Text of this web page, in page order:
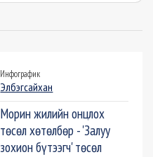
Инфографик
Элбэгсайхан
Морин жилийн онцлох
төсөл хөтөлбөр - 'Залуу
зохион бүтээгч' төсөл